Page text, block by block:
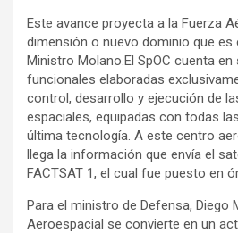
Este avance proyecta a la Fuerza
dimensión o nuevo dominio que es
Ministro Molano.El SpOC cuenta
funcionales elaboradas
control, desarrollo y ejecución de
espaciales, equipadas con todas
última tecnología. A este centro
llega la información que envía el
FACTSAT 1, el cual fue puesto en
Para el ministro de Defensa, Diego
Aeroespacial se convierte en un